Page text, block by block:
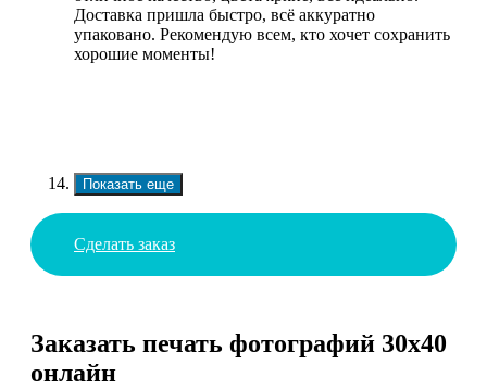
Доставка пришла быстро, всё аккуратно
упаковано. Рекомендую всем, кто хочет сохранить
хорошие моменты!
Показать еще
Сделать заказ
Заказать печать фотографий 30х40
онлайн